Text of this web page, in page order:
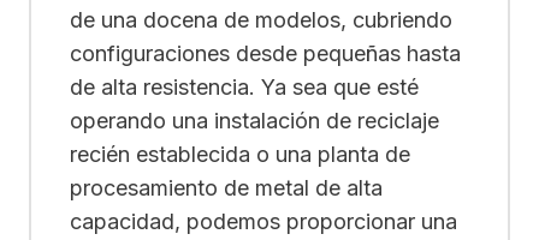
de una docena de modelos, cubriendo
configuraciones desde pequeñas hasta
de alta resistencia. Ya sea que esté
operando una instalación de reciclaje
recién establecida o una planta de
procesamiento de metal de alta
capacidad, podemos proporcionar una